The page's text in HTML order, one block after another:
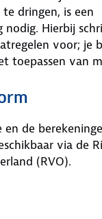
dringen, is een
nodig. Hierbij
voor; je
toepassen van
en de
via de
(RVO).